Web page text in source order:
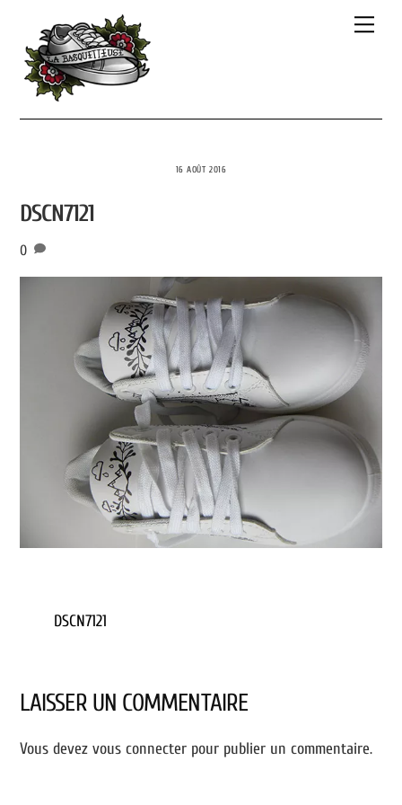
content
16 AOÛT 2016
DSCN7121
0
DSCN7121
LAISSER UN COMMENTAIRE
Vous devezvous connecter pour publier un commentaire.